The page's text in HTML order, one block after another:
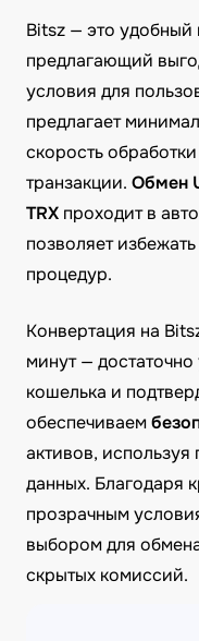
Bitsz — это
предлагающий
условия для
предлагает
скорость
транзакции. Обмен
TRX проходит в
позволяет
процедур.
Конвертация на
минут —
кошелька и
обеспечиваем
активов,
данных. Благодаря
прозрачным
выбором для
скрытых комиссий.